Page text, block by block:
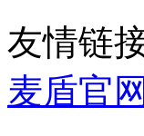
友情链
麦盾官网